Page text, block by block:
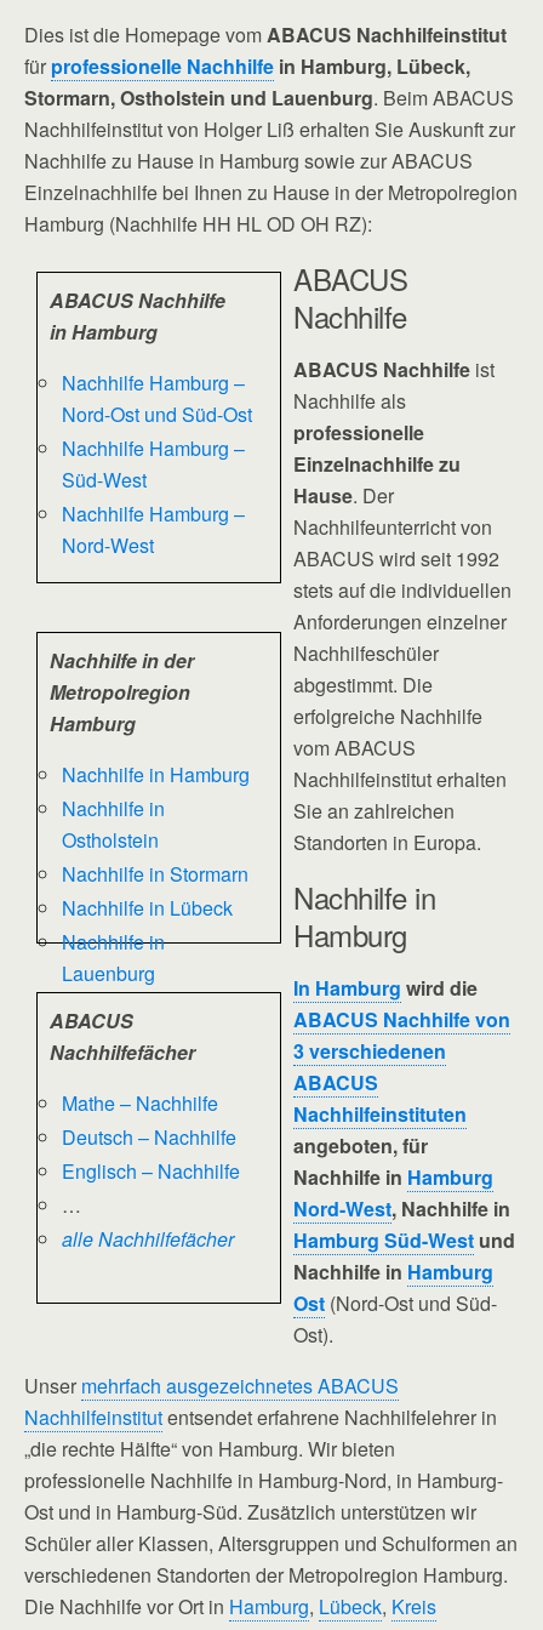
Dies ist die Homepage vomABACUS Nachhilfeinstitut
für professionelle Nachhilfe in Hamburg, Lübeck,
Stormarn, Ostholstein und Lauenburg. Beim ABACUS
Nachhilfeinstitut von Holger Liß erhalten Sie Auskunft zur
Nachhilfe zu Hause in Hamburg sowie zur ABACUS
Einzelnachhilfe bei Ihnen zu Hause in der Metropolregion
Hamburg (Nachhilfe HH HL OD OH RZ):
ABACUS Nachhilfe
in Hamburg
Nachhilfe Hamburg –
Nord-Ost und Süd-Ost
Nachhilfe Hamburg –
Süd-West
Nachhilfe Hamburg –
Nord-West
Nachhilfe in der
Metropolregion
Hamburg
Nachhilfe in Hamburg
Nachhilfe in
Ostholstein
Nachhilfe in Stormarn
Nachhilfe in Lübeck
Nachhilfe in
Lauenburg
ABACUS
Nachhilfefächer
Mathe – Nachhilfe
Deutsch – Nachhilfe
Englisch – Nachhilfe
…
alle Nachhilfefächer
ABACUS
Nachhilfe
ABACUS Nachhilfe ist
Nachhilfe als
professionelle
Einzelnachhilfe zu
Hause. Der
Nachhilfeunterricht von
ABACUS wird seit 1992
stets auf die individuellen
Anforderungen einzelner
Nachhilfeschüler
abgestimmt. Die
erfolgreiche Nachhilfe
vom ABACUS
Nachhilfeinstitut erhalten
Sie an zahlreichen
Standorten in Europa.
Nachhilfe in
Hamburg
In Hamburg wird die
ABACUS Nachhilfe von
3 verschiedenen
ABACUS
Nachhilfeinstituten
angeboten, für
Nachhilfe in Hamburg
Nord-West, Nachhilfe in
Hamburg Süd-West und
Nachhilfe in Hamburg
Ost (Nord-Ost und Süd-
Ost).
Unser mehrfach ausgezeichnetes ABACUS
Nachhilfeinstitutentsendet erfahrene Nachhilfelehrer in
„die rechte Hälfte“ von Hamburg. Wir bieten
professionelle Nachhilfe in Hamburg-Nord, in Hamburg-
Ost und in Hamburg-Süd. Zusätzlich unterstützen wir
Schüler aller Klassen, Altersgruppen und Schulformen an
verschiedenen Standorten der Metropolregion Hamburg.
Die Nachhilfe vor Ort in Hamburg, Lübeck, Kreis